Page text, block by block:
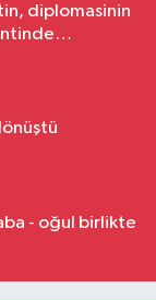
diplomasinin
- oğul birlikte